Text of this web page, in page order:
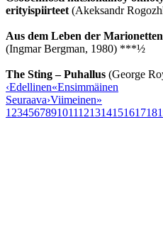
erityispiirteet (Akeksandr
Aus dem Leben der
(Ingmar Bergman, 1980) ***½
The Sting – Puhallus (George
‹Edellinen«Ensimmäinen
Seuraava›Viimeinen»
1 23456789101112131415161718